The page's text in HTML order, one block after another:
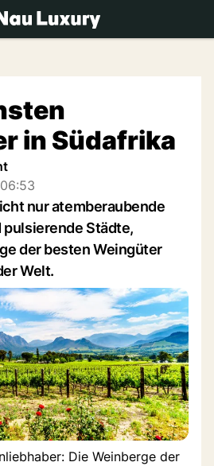
in Südafrika
nur atemberaubende
Städte,
der besten Weingüter
Welt.
Die Weinberge der